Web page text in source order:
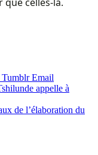
Tumblr Email
appelle à
de l’élaboration du